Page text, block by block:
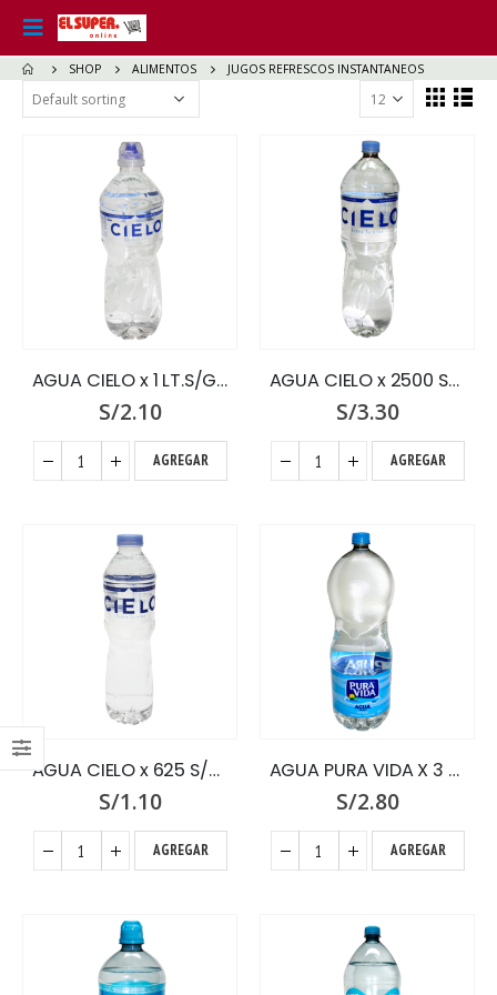
SHOP ALIMENTOS JUGOS REFRESCOS INSTANTANEOS
AGUA CIELO x 1 LT.S/GAS CHUPON
S/2.10
AGREGAR
AGUA CIELO x 2500 S/GAS
S/3.30
AGREGAR
AGUA CIELO x 625 S/GAS
S/1.10
AGREGAR
AGUA PURA VIDA X 3 LT.S/G
S/2.80
AGREGAR
DIAMANTE x GR.
0out of 5
DIAMANTE x GR.
out of 5